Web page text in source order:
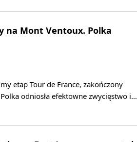
na Mont Ventoux. Polka
etap Tour de France, zakończony
odniosła efektowne zwycięstwo i…